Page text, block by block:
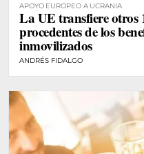
APOYO EUROPEO A UCRANIA
La UE transfiere otros
procedentes de los
inmovilizados
ANDRÉS FIDALGO